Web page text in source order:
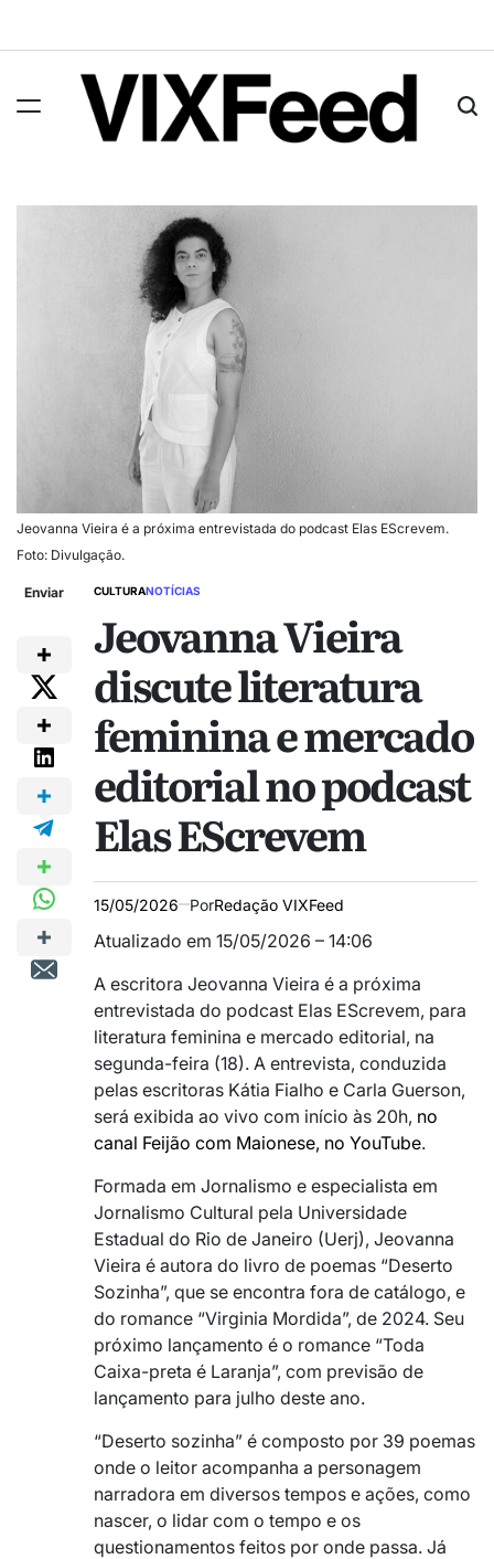
Jeovanna Vieira é a próxima entrevistada do podcast Elas EScrevem.
Foto: Divulgação.
Enviar CULTURANOTÍCIAS
Jeovanna Vieira
discute literatura
feminina e mercado
editorial no podcast
Elas EScrevem
15/05/2026 PorRedação VIXFeed
Atualizado em 15/05/2026 – 14:06
A escritora Jeovanna Vieira é a próxima
entrevistada do podcast Elas EScrevem, para
literatura feminina e mercado editorial, na
segunda-feira (18). A entrevista, conduzida
pelas escritoras Kátia Fialho e Carla Guerson,
será exibida ao vivo com início às 20h, no
canal Feijão com Maionese, no YouTube.
Formada em Jornalismo e especialista em
Jornalismo Cultural pela Universidade
Estadual do Rio de Janeiro (Uerj), Jeovanna
Vieira é autora do livro de poemas “Deserto
Sozinha”, que se encontra fora de catálogo, e
do romance “Virginia Mordida”, de 2024. Seu
próximo lançamento é o romance “Toda
Caixa-preta é Laranja”, com previsão de
lançamento para julho deste ano.
“Deserto sozinha” é composto por 39 poemas
onde o leitor acompanha a personagem
narradora em diversos tempos e ações, como
nascer, o lidar com o tempo e os
questionamentos feitos por onde passa. Já